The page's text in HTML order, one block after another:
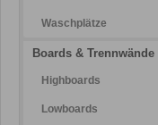
Waschplätze
Boards & Trennwände
Highboards
Lowboards